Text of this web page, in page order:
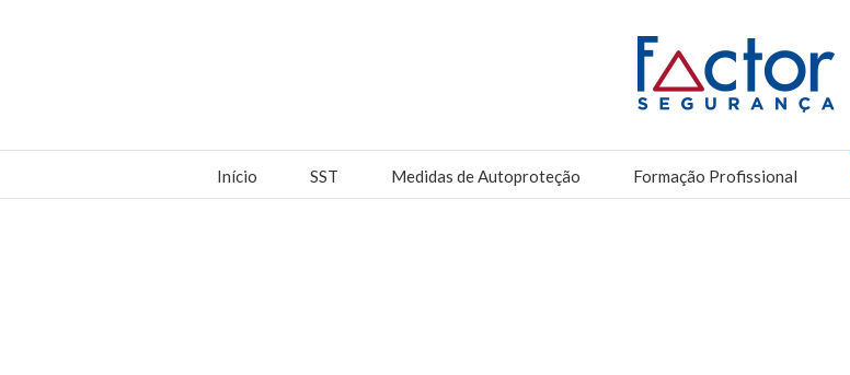
Início SST Medidas de Autoproteção Formação Profissional